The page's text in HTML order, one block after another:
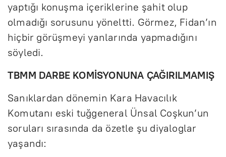
yaptığı konuşma içeriklerine şahit olup
olmadığı sorusunu yöneltti. Görmez, Fidan’ın
hiçbir görüşmeyi yanlarında yapmadığını
söyledi.
TBMM DARBE KOMİSYONUNA ÇAĞIRILMAMIŞ
Sanıklardan dönemin Kara Havacılık
Komutanı eski tuğgeneral Ünsal Coşkun’un
soruları sırasında da özetle şu diyaloglar
yaşandı: